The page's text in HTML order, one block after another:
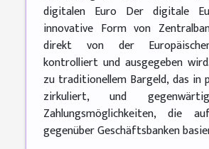
digitalen Euro Der digitale
innovative Form von
direkt von der
kontrolliert und ausgegeben
zu traditionellem Bargeld, das in
zirkuliert, und
Zahlungsmöglichkeiten, die
gegenüber Geschäftsbanken